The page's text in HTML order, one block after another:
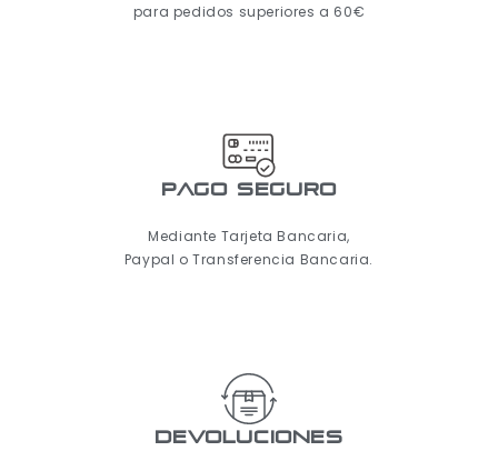
para pedidos superiores a 60€
pago seguro
Mediante Tarjeta Bancaria,
Paypal o Transferencia Bancaria.
Devoluciones